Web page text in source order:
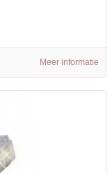
Meer informatie